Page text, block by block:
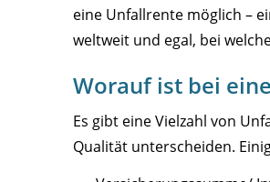
eine Unfallrente möglich –
weltweit und egal, bei
Worauf ist bei
Es gibt eine Vielzahl von
Qualität unterscheiden.